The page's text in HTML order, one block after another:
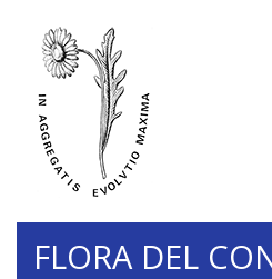
FLORA DEL